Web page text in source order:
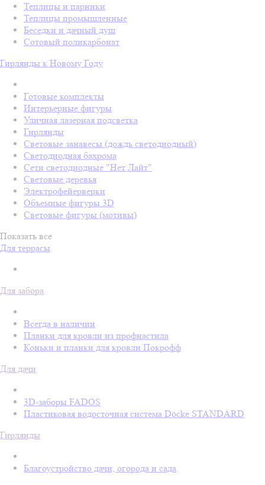
Теплицы и парники
Теплицы промышленные
Беседки и дачный душ
Сотовый поликарбонат
Гирлянды к Новому Году
Готовые комплекты
Интерьерные фигуры
Уличная лазерная подсветка
Гирлянды
Световые занавесы (дождь светодиодный)
Светодиодная бахрома
Сети светодиодные "Нет Лайт"
Световые деревья
Электрофейерверки
Объемные фигуры 3D
Световые фигуры (мотивы)
Показать все
Для террасы
Для забора
Всегда в наличии
Планки для кровли из профнастила
Коньки и планки для кровли Покрофф
Для дачи
3D-заборы FADOS
Пластиковая водосточная система Döcke STANDARD
Гирлянды
Благоустройство дачи, огорода и сада